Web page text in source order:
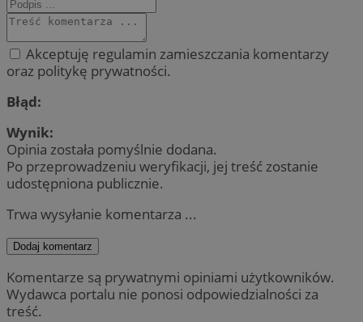
Akceptuję regulamin zamieszczania komentarzy
oraz politykę prywatności.
Błąd:
Wynik:
Opinia została pomyślnie dodana.
Po przeprowadzeniu weryfikacji, jej treść zostanie
udostępniona publicznie.
Trwa wysyłanie komentarza ...
Dodaj komentarz
Komentarze są prywatnymi opiniami użytkowników.
Wydawca portalu nie ponosi odpowiedzialności za
treść.